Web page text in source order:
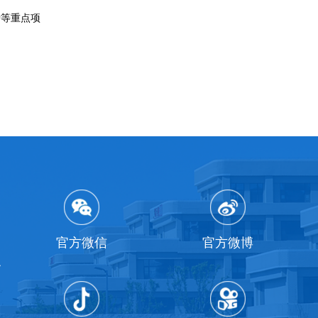
重点项
官方微信 官方微博